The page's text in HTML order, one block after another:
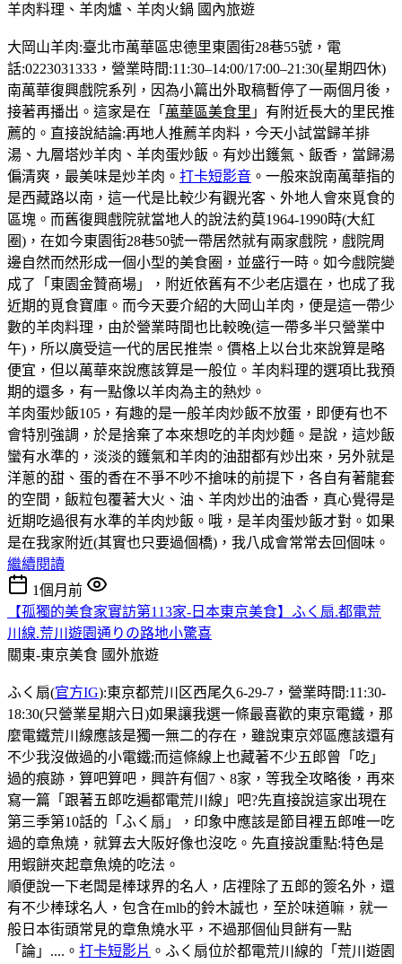
羊肉料理、羊肉爐、羊肉火鍋 國內旅遊
大岡山羊肉:臺北市萬華區忠德里東園街28巷55號，電
話:0223031333，營業時間:11:30–14:00/17:00–21:30(星期四休)
南萬華復興戲院系列，因為小篇出外取稿暫停了一兩個月後，
接著再播出。這家是在「 萬華區美食里 」有附近長大的里民推
薦的。直接說結論:再地人推薦羊肉料，今天小試當歸羊排
湯、九層塔炒羊肉、羊肉蛋炒飯。有炒出鑊氣、飯香，當歸湯
偏清爽，最美味是炒羊肉。 打卡短影音 。一般來說南萬華指的
是西藏路以南，這一代是比較少有觀光客、外地人會來覓食的
區塊。而舊復興戲院就當地人的說法約莫1964-1990時(大紅
圈)，在如今東園街28巷50號一帶居然就有兩家戲院，戲院周
邊自然而然形成一個小型的美食圈，並盛行一時。如今戲院變
成了「東園金贊商場」，附近依舊有不少老店還在，也成了我
近期的覓食寶庫。而今天要介紹的大岡山羊肉，便是這一帶少
數的羊肉料理，由於營業時間也比較晚(這一帶多半只營業中
午)，所以廣受這一代的居民推崇。價格上以台北來說算是略
便宜，但以萬華來說應該算是一般位。羊肉料理的選項比我預
期的還多，有一點像以羊肉為主的熱炒。
羊肉蛋炒飯105，有趣的是一般羊肉炒飯不放蛋，即便有也不
會特別強調，於是捨棄了本來想吃的羊肉炒麵。是說，這炒飯
蠻有水準的，淡淡的鑊氣和羊肉的油甜都有炒出來，另外就是
洋蔥的甜、蛋的香在不爭不吵不搶味的前提下，各自有著龍套
的空間，飯粒包覆著大火、油、羊肉炒出的油香，真心覺得是
近期吃過很有水準的羊肉炒飯。哦，是羊肉蛋炒飯才對。如果
是在我家附近(其實也只要過個橋)，我八成會常常去回個味。
繼續閱讀
1個月前
【孤獨的美食家實訪第113家-日本東京美食】ふく扇.都電荒
川線.荒川遊園通りの路地小驚喜
關東-東京美食 國外旅遊
ふく扇(官方IG):東京都荒川区西尾久6-29-7，營業時間:11:30-
18:30(只營業星期六日)如果讓我選一條最喜歡的東京電鐵，那
麼電鐵荒川線應該是獨一無二的存在，雖說東京郊區應該還有
不少我沒做過的小電鐵;而這條線上也藏著不少五郎曾「吃」
過的痕跡，算吧算吧，興許有個7、8家，等我全攻略後，再來
寫一篇「跟著五郎吃遍都電荒川線」吧?先直接說這家出現在
第三季第10話的「ふく扇」，印象中應該是節目裡五郎唯一吃
過的章魚燒，就算去大阪好像也沒吃。先直接說重點:特色是
用蝦餅夾起章魚燒的吃法。
順便說一下老闆是棒球界的名人，店𥚃除了五郎的簽名外，還
有不少棒球名人，包含在mlb的鈴木誠也，至於味道嘛，就一
般日本街頭常見的章魚燒水平，不過那個仙貝餅有一點
「論」....。 打卡短影片 。ふく扇位於都電荒川線的「荒川遊園